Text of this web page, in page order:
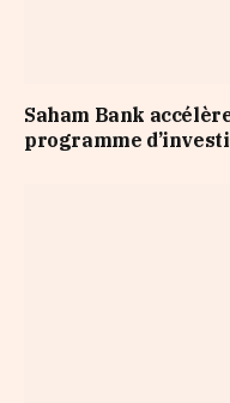
Saham Bank
programme